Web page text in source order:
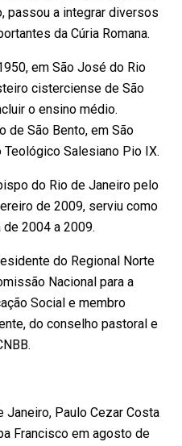
passou a integrar diversos
da Cúria Romana.
em São José do Rio
cisterciense de São
o ensino médio.
de São Bento, em São
Salesiano Pio IX.
do Rio de Janeiro pelo
de 2009, serviu como
2004 a 2009.
do Regional Norte
Nacional para a
Social e membro
do conselho pastoral e
Janeiro, Paulo Cezar Costa
Francisco em agosto de